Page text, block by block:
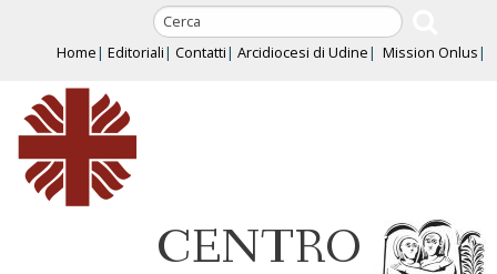
content
Home Editoriali Contatti Arcidiocesi di Udine Mission Onlus
CENTRO